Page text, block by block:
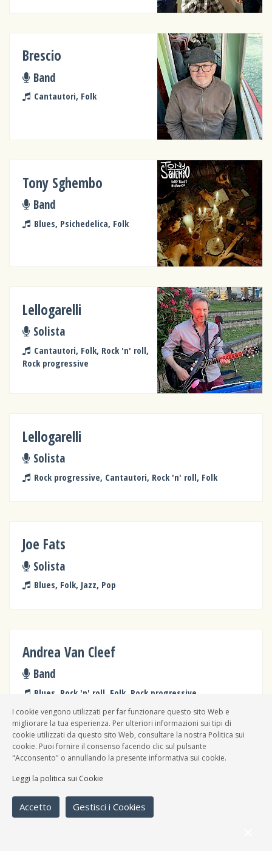
Brescio
Band
Cantautori, Folk
Tony Sghembo
Band
Blues, Psichedelica, Folk
Lellogarelli
Solista
Cantautori, Folk, Rock 'n' roll,
Rock progressive
Lellogarelli
Solista
Rock progressive, Cantautori, Rock 'n' roll, Folk
Joe Fats
Solista
Blues, Folk, Jazz, Pop
Andrea Van Cleef
Band
Blues, Rock 'n' roll, Folk, Rock progressive
Nacho Pereda
Band
Cantautori, Folk, Rock 'n' roll,
Musiche dal mondo
I cookie vengono utilizzati per far funzionare questo sito Web e
migliorare la tua esperienza. Per ulteriori informazioni sui tipi di
cookie utilizzati da questo sito Web, consultare la nostra Politica sui
cookie. Puoi fornire il consenso facendo clic sul pulsante
"Acconsento" o annullando la presente informativa sui cookie.
Leggi la politica sui Cookie
Accetto Gestisci i Cookies